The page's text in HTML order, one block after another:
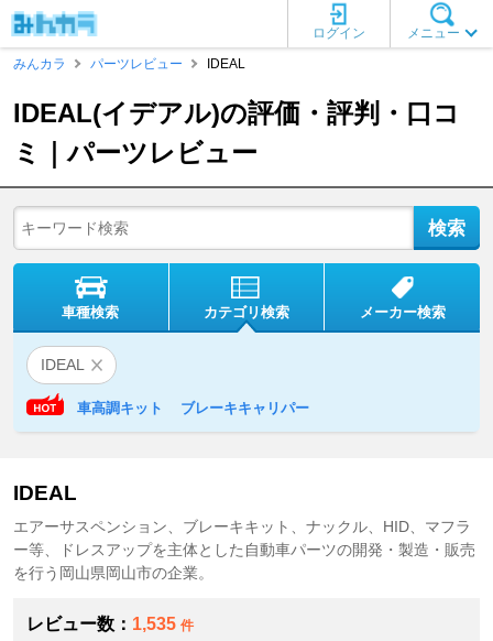
メニュー
ログイン
みんカラ
パーツレビュー IDEAL
IDEAL(イデアル)の評価・評判・口コ
ミ｜パーツレビュー
車種検索 カテゴリ検索 メーカー検索
IDEAL
車高調キット ブレーキキャリパー
IDEAL
エアーサスペンション、ブレーキキット、ナックル、HID、マフラ
ー等、ドレスアップを主体とした自動車パーツの開発・製造・販売
を行う岡山県岡山市の企業。
レビュー数： 1,535 件